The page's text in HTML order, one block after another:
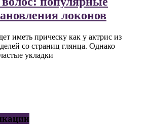
локонов
иметь прическу как у актрис из
со страниц глянца. Однако
укладки